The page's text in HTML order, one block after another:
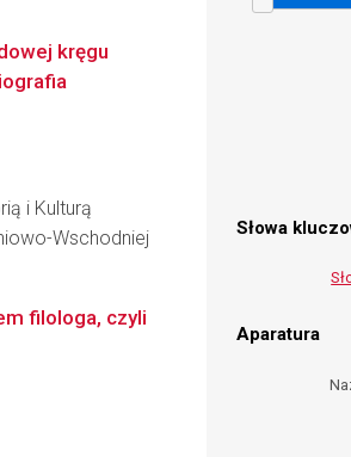
Słowa
Aparatura
kręgu
i Kulturą
Wschodniej
filologa, czyli